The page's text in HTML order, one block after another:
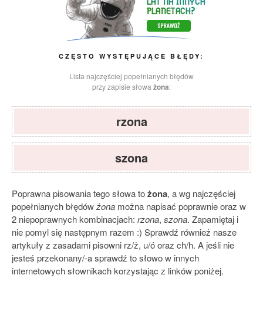
CZĘSTO WYSTĘPUJĄCE BŁĘDY:
Lista najczęściej popełnianych błędów
przy zapisie słowa żona:
rzona
szona
Poprawna pisowania tego słowa tożona, a wg najczęściej
popełnianych błędówżona można napisać poprawnie oraz w
2 niepoprawnych kombinacjach: rzona, szona. Zapamiętaj i
nie pomyl się następnym razem :) Sprawdź również nasze
artykuły z zasadami pisowni rz/ż, u/ó oraz ch/h. A jeśli nie
jesteś przekonany/-a sprawdź to słowo w innych
internetowych słownikach korzystając z linków poniżej.